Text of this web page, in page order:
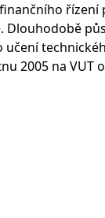
řízení
Dlouhodobě
učení
2005 na VUT
management